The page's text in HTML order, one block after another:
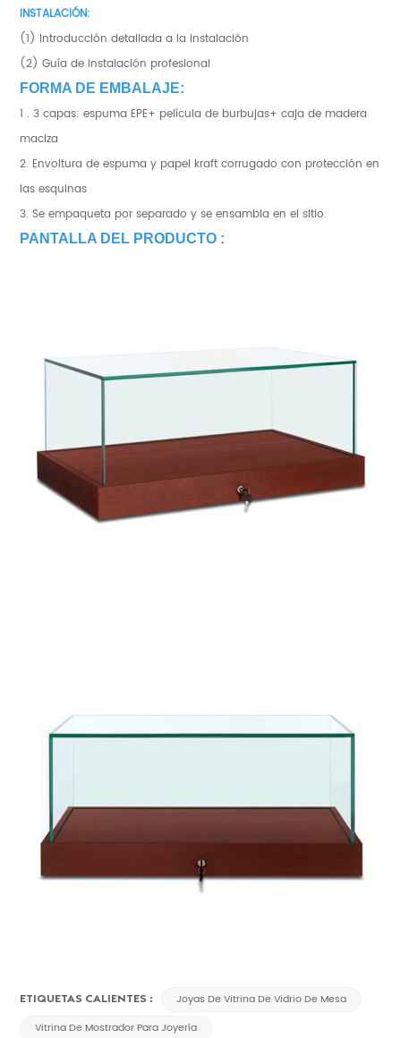
INSTALACIÓN:
(1) Introducción detallada a la instalación
(2) Guía de instalación profesional
FORMA DE EMBALAJE:
1 . 3 capas: espuma EPE+ película de burbujas+ caja de madera
maciza
2. Envoltura de espuma y papel kraft corrugado con protección en
las esquinas
3. Se empaqueta por separado y se ensambla en el sitio.
PANTALLA DEL PRODUCTO :
ETIQUETAS CALIENTES :
Joyas De Vitrina De Vidrio De Mesa
Vitrina De Mostrador Para Joyería